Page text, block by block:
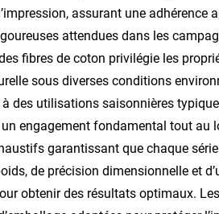
assurant une adhérence
attendues dans les
fibres de coton privilégie les
sous diverses conditions
des utilisations saisonnières
engagement fondamental tout au
garantissant que chaque
de précision dimensionnelle et
obtenir des résultats optimaux.